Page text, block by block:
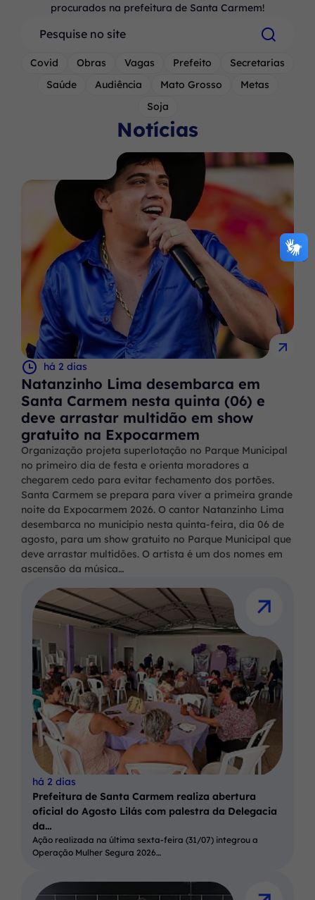
procurados na prefeitura de Santa Carmem!
Pesquisar
Covid Obras Vagas Prefeito
Secretarias
Saúde
Audiência Mato Grosso
Metas
Soja
Notícias
há 2 dias
Natanzinho Lima desembarca em
Santa Carmem nesta quinta (06) e
deve arrastar multidão em show
gratuito na Expocarmem
Organização projeta superlotação no Parque Municipal
no primeiro dia de festa e orienta moradores a
chegarem cedo para evitar fechamento dos portões.
Santa Carmem se prepara para viver a primeira grande
noite da Expocarmem 2026. O cantor Natanzinho Lima
desembarca no município nesta quinta-feira, dia 06 de
agosto, para um show gratuito no Parque Municipal que
deve arrastar multidões. O artista é um dos nomes em
ascensão da música…
há 2 dias
Prefeitura de Santa Carmem realiza abertura
oficial do Agosto Lilás com palestra da Delegacia
da…
Ação realizada na última sexta-feira (31/07) integrou a
Operação Mulher Segura 2026…